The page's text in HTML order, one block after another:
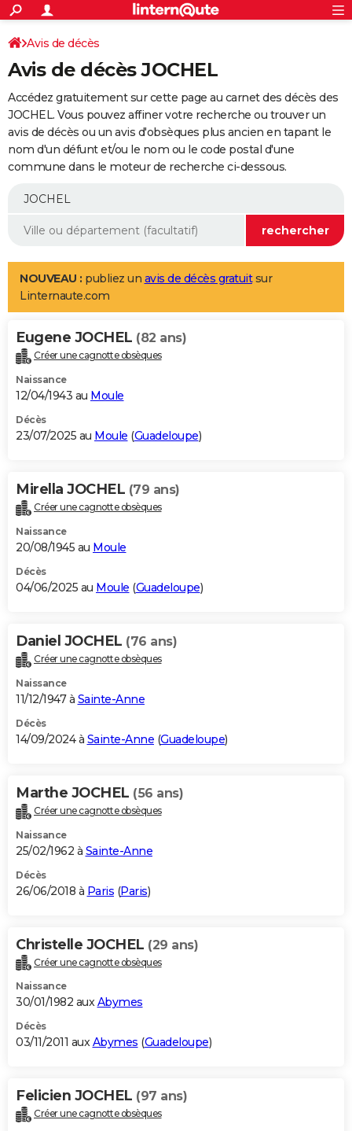
ACTUALITÉS
Politique
Société
Faits Divers
Education
Monde
Villes
+
SPORT
Coupe du monde 2026
Football
Tennis
Cyclisme
Rugby
Forum
Programme TV
TNT
Streaming
Cinéma
Sorties cinéma
Musique
+
FINANCE
Retraite
Epargne
Immobilier
Risques naturels par ville
Banque
Assurance
AUTO
Essais
Réserver un essai
Citadines
Berlines
SUV
Forum auto
+
Mobiles
Meilleur smartphone
Internet
Ordinateurs
Jeux vidéo
Guide high-tech
Aménagement intérieur
LIFESTYLE
Art de vivre
Bien-être
Loisirs
Mode
Modes de vie
Alimentation
Guide de la santé
Maladies
Médicaments
Sommeil
VOYAGE
Destinations
City break
Voyage nature
Voyage de noces
Forum
Climat
+PHOTO
GUIDES D'ACHAT
BONS PLANS
Carte de Noël
Carte Bonne année
Carte Saint-Valentin
Carte Pâques
Carte d'anniversaire
DICTIONNAIRE
Dictionnaire
Biographies
Citations
Expressions
Proverbes
PROGRAMME TV
S'inscrire
Se connecter
Lycées
Collèges
Primaires
Universités
Entreprises
Service militaire
Avis de recherche
AVIS DE DÉCÈS
Bricolage
Lifestyle
Culture
Sport
Auto
Television
Voyage
Cinema
Avis de décès
Avis de décès JOCHEL
Accédez gratuitement sur cette page au carnet des décès des
JOCHEL. Vous pouvez affiner votre recherche ou trouver un
avis de décès ou un avis d'obsèques plus ancien en tapant le
nom d'un défunt et/ou le nom ou le code postal d'une
commune dans le moteur de recherche ci-dessous.
NOUVEAU : publiez un avis de décès gratuitsur
Linternaute.com
Eugene JOCHEL (82 ans)
Créer une cagnotte obsèques
Naissance
12/04/1943 au Moule
Décès
23/07/2025 au Moule (Guadeloupe)
Mirella JOCHEL (79 ans)
Créer une cagnotte obsèques
Naissance
20/08/1945 au Moule
Décès
04/06/2025 au Moule (Guadeloupe)
Daniel JOCHEL (76 ans)
Créer une cagnotte obsèques
Naissance
11/12/1947 à Sainte-Anne
Décès
14/09/2024 à Sainte-Anne (Guadeloupe)
Marthe JOCHEL (56 ans)
Créer une cagnotte obsèques
Naissance
25/02/1962 à Sainte-Anne
Décès
26/06/2018 à Paris (Paris)
Christelle JOCHEL (29 ans)
Créer une cagnotte obsèques
Naissance
30/01/1982 auxAbymes
Décès
03/11/2011 auxAbymes (Guadeloupe)
Felicien JOCHEL (97 ans)
Créer une cagnotte obsèques